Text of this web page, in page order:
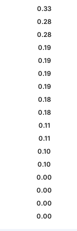
0.33
0.28
0.28
0.19
0.19
0.19
0.19
0.18
0.18
0.11
0.11
0.10
0.10
0.00
0.00
0.00
0.00